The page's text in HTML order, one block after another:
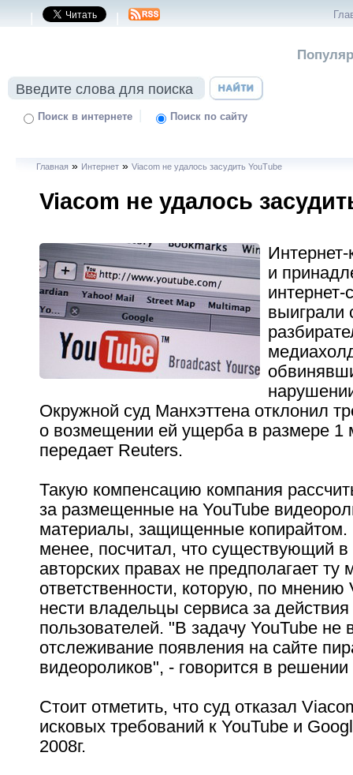
| |
Поиск в интернете | Поиск по сайту
Главная » Интернет »Viacom не удалось засудить YouTube
Viacom не удалось
и
интернет-
выиграли
Окружной суд Манхэттена отклонил
о возмещении ей ущерба в размере 1
передает Reuters.
Такую компенсацию компания
за размещенные на YouTube
материалы, защищенные копирайтом.
менее, посчитал, что существующий
авторских правах не предполагает ту
ответственности, которую, по
нести владельцы сервиса за действия
пользователей. "В задачу YouTube не
отслеживание появления на сайте
видеороликов", - говорится в решении
Стоит отметить, что суд отказал
исковых требований к YouTube и
2008г.